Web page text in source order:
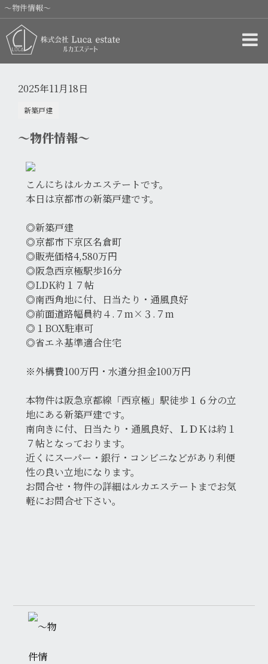
〜物件情報〜
2025年11月18日
新築戸建
〜物件情報〜
こんにちはルカエステートです。
本日は京都市の新築戸建です。
◎新築戸建
◎京都市下京区名倉町
◎販売価格4,580万円
◎阪急西京極駅歩16分
◎LDK約１７帖
◎南西角地に付、日当たり・通風良好
◎前面道路幅員約４.７m×３.７m
◎１BOX駐車可
◎省エネ基準適合住宅
※外構費100万円・水道分担金100万円
本物件は阪急京都線「西京極」駅徒歩１６分の立
地にある新築戸建です。
南向きに付、日当たり・通風良好、ＬＤＫは約１
７帖となっております。
近くにスーパー・銀行・コンビニなどがあり利便
性の良い立地になります。
お問合せ・物件の詳細はルカエステートまでお気
軽にお問合せ下さい。